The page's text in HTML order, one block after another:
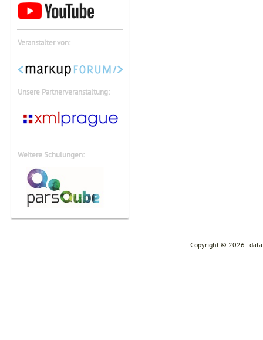
Veranstalter von:
Unsere Partnerveranstaltung:
Weitere Schulungen:
Copyright © 2026 -